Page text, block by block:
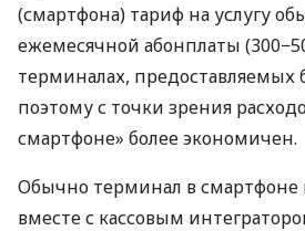
(смартфона) тариф на услугу
ежемесячной абонплаты
терминалах,
поэтому с точки зрения
смартфоне» более экономичен.
Обычно терминал в смартфоне
вместе с кассовым